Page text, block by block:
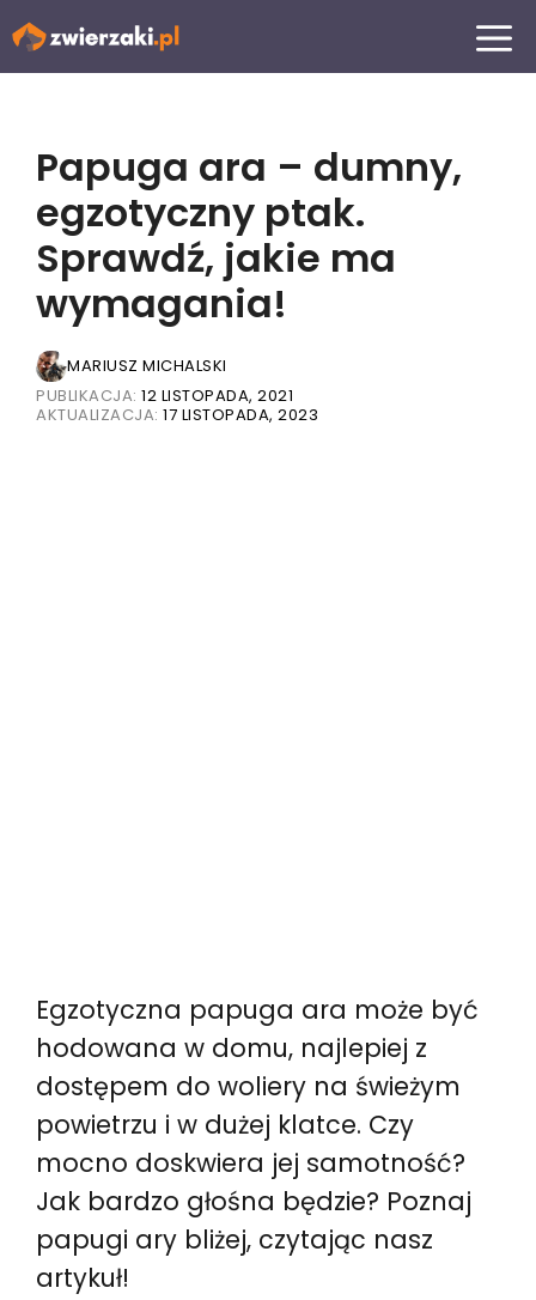
Przejdź
MENU
Papuga ara – dumny,
egzotyczny ptak.
Sprawdź, jakie ma
wymagania!
MARIUSZ MICHALSKI
PUBLIKACJA: 12 LISTOPADA, 2021
AKTUALIZACJA: 17 LISTOPADA, 2023
Egzotyczna papuga ara może być
hodowana w domu, najlepiej z
dostępem do woliery na świeżym
powietrzu i w dużej klatce. Czy
mocno doskwiera jej samotność?
Jak bardzo głośna będzie? Poznaj
papugi ary bliżej, czytając nasz
artykuł!